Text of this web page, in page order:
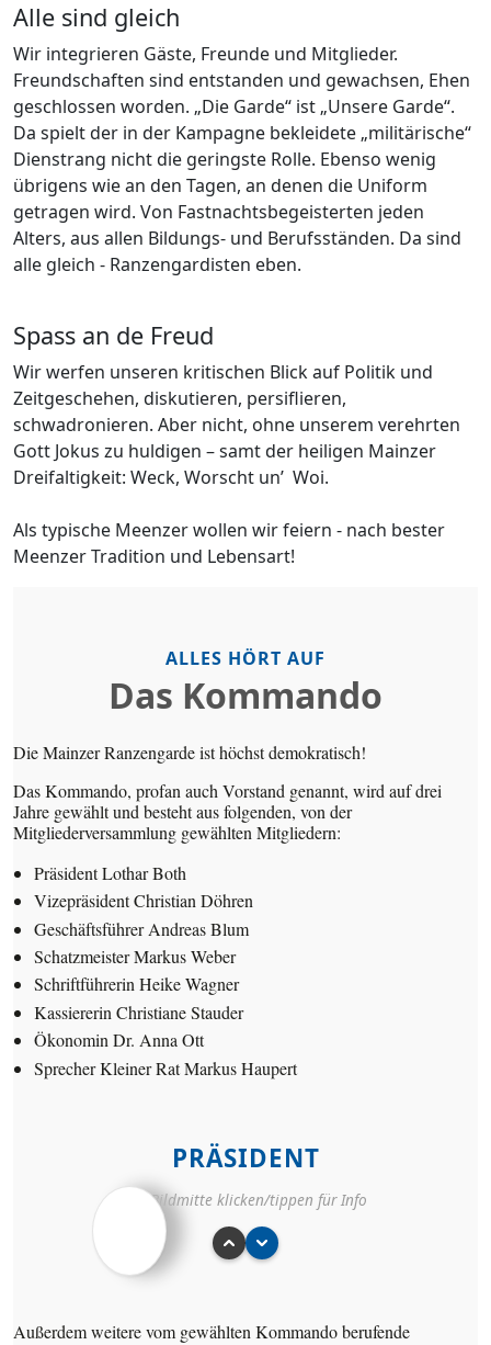
Alle sind gleich
Wir integrieren Gäste, Freunde und Mitglieder.
Freundschaften sind entstanden und gewachsen, Ehen
geschlossen worden. „Die Garde“ ist „Unsere Garde“.
Da spielt der in der Kampagne bekleidete „militärische“
Dienstrang nicht die geringste Rolle. Ebenso wenig
übrigens wie an den Tagen, an denen die Uniform
getragen wird. Von Fastnachtsbegeisterten jeden
Alters, aus allen Bildungs- und Berufsständen. Da sind
alle gleich - Ranzengardisten eben.
Spass an de Freud
Wir werfen unseren kritischen Blick auf Politik und
Zeitgeschehen, diskutieren, persiflieren,
schwadronieren. Aber nicht, ohne unserem verehrten
Gott Jokus zu huldigen – samt der heiligen Mainzer
Dreifaltigkeit: Weck, Worscht un’ Woi.
Als typische Meenzer wollen wir feiern - nach bester
Meenzer Tradition und Lebensart!
ALLES HÖRT AUF
Das Kommando
Die Mainzer Ranzengarde ist höchst demokratisch!
Das Kommando, profan auch Vorstand genannt, wird auf drei
Jahre gewählt und besteht aus folgenden, von der
Mitgliederversammlung gewählten Mitgliedern:
PräsidentLothar Both
VizepräsidentChristian Döhren
GeschäftsführerAndreas Blum
SchatzmeisterMarkus Weber
SchriftführerinHeike Wagner
KassiererinChristiane Stauder
ÖkonominDr. Anna Ott
Sprecher Kleiner RatMarkus Haupert
PRÄSIDENT
Auf Bildmitte klicken/tippen für Info
Außerdem weitere vom gewählten Kommando berufende